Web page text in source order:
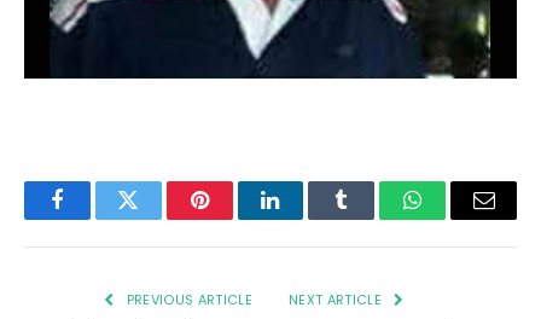
FacebookTwitter PinterestLinkedInTumblr WhatsAppEmail
PREVIOUS ARTICLE NEXT ARTICLE